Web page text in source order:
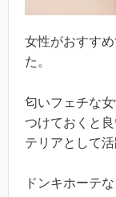
女性がおすす
た。
匂いフェチな
つけておくと
テリアとして活
ドンキホーテ